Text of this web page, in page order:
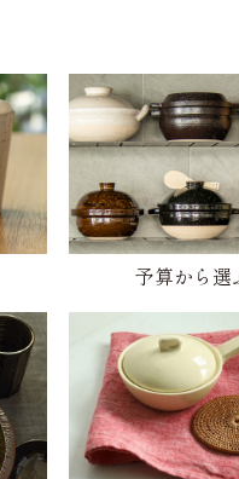
予算から選